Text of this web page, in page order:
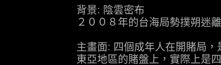
背景: 陰雲密布
２００８年的台海局勢撲朔迷
主畫面: 四個成年人在開賭局
東亞地區的賭盤上，實際上是